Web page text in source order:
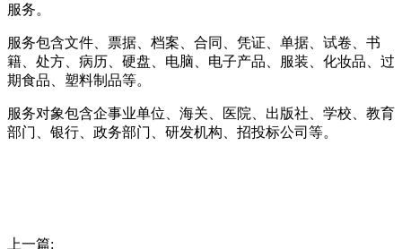
服务。
服务包含文件、票据、档案、合同、凭证、单据、试卷、书
籍、处方、病历、硬盘、电脑、电子产品、服装、化妆品、过
期食品、塑料制品等。
服务对象包含企事业单位、海关、医院、出版社、学校、教育
部门、银行、政务部门、研发机构、招投标公司等。
上一篇: